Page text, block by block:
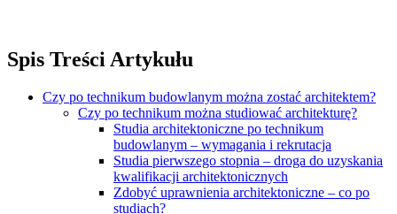
Spis Treści Artykułu
Czy po technikum budowlanym można zostać architektem?
Czy po technikum można studiować architekturę?
Studia architektoniczne po technikum
budowlanym – wymagania i rekrutacja
Studia pierwszego stopnia – droga do uzyskania
kwalifikacji architektonicznych
Zdobyć uprawnienia architektoniczne – co po
studiach?